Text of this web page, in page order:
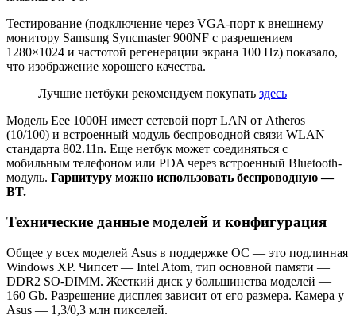
Тестирование (подключение через VGA-порт к внешнему
монитору Samsung Syncmaster 900NF c разрешением
1280×1024 и частотой регенерации экрана 100 Hz) показало,
что изображение хорошего качества.
Лучшие нетбуки рекомендуем покупать здесь
Модель Eee 1000H имеет сетевой порт LAN от Atheros
(10/100) и встроенный модуль беспроводной связи WLAN
стандарта 802.11n. Еще нетбук может соединяться с
мобильным телефоном или PDA через встроенный Bluetooth-
модуль. Гарнитуру можно использовать беспроводную —
BT.
Технические данные моделей и конфигурация
Общее у всех моделей Asus в поддержке ОС — это подлинная
Windows XP. Чипсет — Intel Atom, тип основной памяти —
DDR2 SO-DIMM. Жесткий диск у большинства моделей —
160 Gb. Разрешение дисплея зависит от его размера. Камера у
Asus — 1,3/0,3 млн пикселей.